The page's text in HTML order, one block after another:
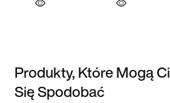
Produkty, Które Mogą Ci
Się Spodobać